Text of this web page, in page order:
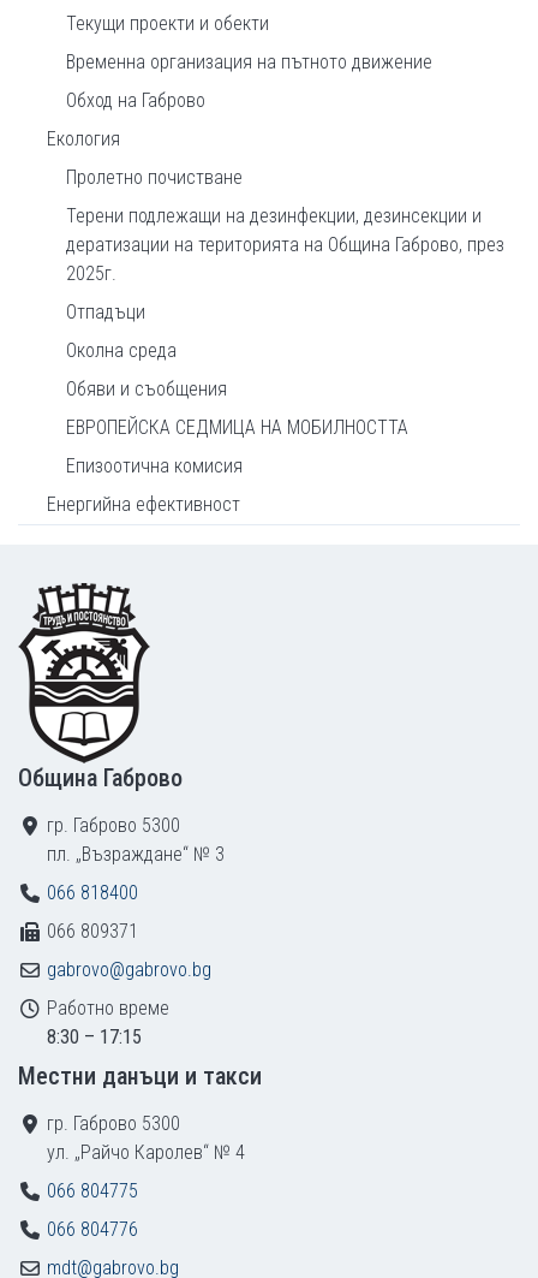
Текущи проекти и обекти
Временна организация на пътното движение
Обход на Габрово
Екология
Пролетно почистване
Терени подлежащи на дезинфекции, дезинсекции и
дератизации на територията на Община Габрово, през
2025г.
Отпадъци
Околна среда
Обяви и съобщения
ЕВРОПЕЙСКА СЕДМИЦА НА МОБИЛНОСТТА
Епизоотична комисия
Енергийна ефективност
Footer
Община Габрово
гр. Габрово 5300
пл. „Възраждане“ № 3
066 818400
066 809371
gabrovo@gabrovo.bg
Работно време
8:30 – 17:15
Местни данъци и такси
гр. Габрово 5300
ул. „Райчо Каролев“ № 4
066 804775
066 804776
mdt@gabrovo.bg